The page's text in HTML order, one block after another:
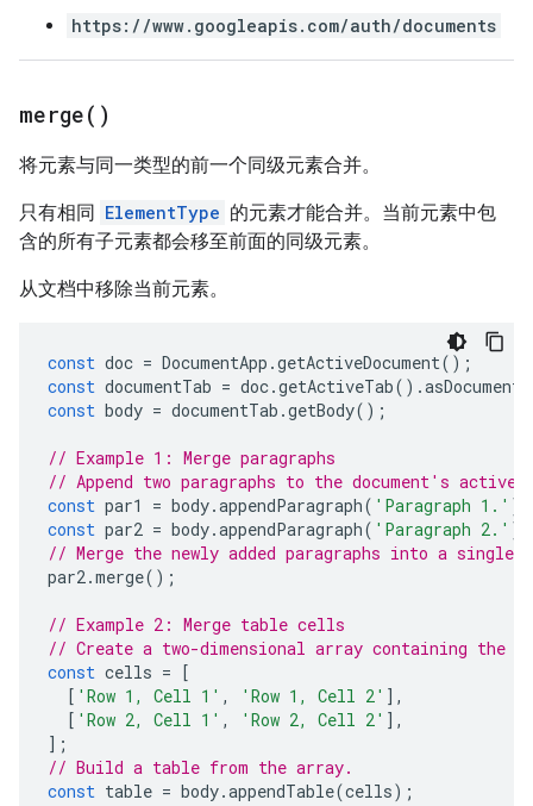
https://www.googleapis.com/auth/documents
merge( )
将元素与同一类型的前一个同级元素合并。
只有相同 ElementType 的元素才能合并。当前元素中包
含的所有子元素都会移至前面的同级元素。
从文档中移除当前元素。
const doc = DocumentApp .getActiveDocument();
const documentTab = doc.getActiveTab().
const body = documentTab .getBody();
// Example 1: Merge paragraphs
// Append two paragraphs to the document's active
const par1 = body.appendParagraph( 'Paragraph 1.' );
const par2 = body.appendParagraph( 'Paragraph 2.' );
// Merge the newly added paragraphs into a single
par2.merge();
// Example 2: Merge table cells
// Create a two-dimensional array containing the
const cells = [
[ 'Row 1, Cell 1' , 'Row 1, Cell 2' ],
[ 'Row 2, Cell 1' , 'Row 2, Cell 2' ],
];
// Build a table from the array.
const table = body.appendTable(cells);